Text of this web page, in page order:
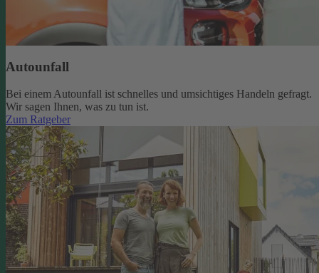
Autounfall
Bei einem Autounfall ist schnelles und umsichtiges Handeln gefragt.
Wir sagen Ihnen, was zu tun ist.
Zum Ratgeber